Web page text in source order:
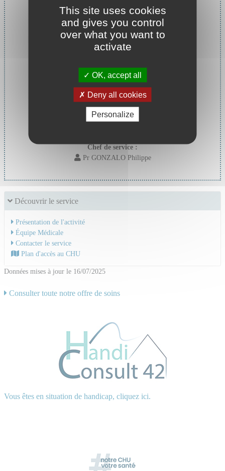
Chef de service :
Pr GONZALO Philippe
Découvrir le service
Présentation de l'activité
Équipe Médicale
Contacter le service
Plan d'accès au CHU
Données mises à jour le 16/07/2025
Consulter toute notre offre de soins
Vous êtes en situation de handicap, cliquez ici.
This site uses cookies
and gives you control
over what you want to
activate
OK, accept all
Deny all cookies
Personalize